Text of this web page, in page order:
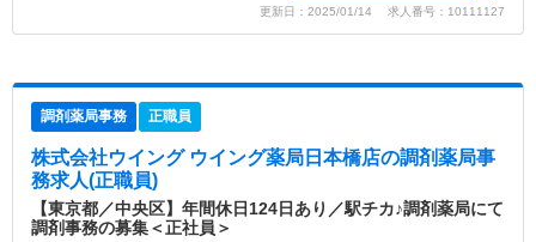
更新日：2025/01/14 求人番号：10111127
調剤薬局事務 正職員
株式会社ウイング ウイング薬局日本橋店の調剤薬局事
務求人(正職員)
【東京都／中央区】年間休日124日あり／駅チカ♪調剤薬局にて
調剤事務の募集＜正社員＞